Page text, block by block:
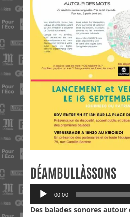
DÉAMBULLÀSSONS
Lecteur
audio
00:00
Des balades sonores autour